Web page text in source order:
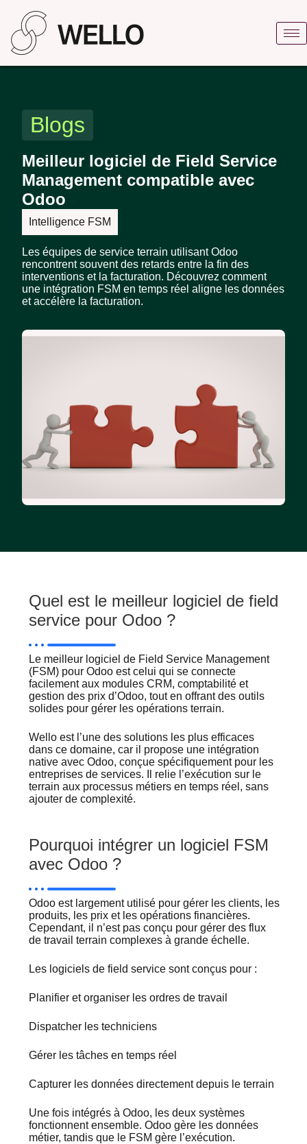
Blogs
Meilleur logiciel de Field Service
Management compatible avec
Odoo
Intelligence FSM
Les équipes de service terrain utilisant Odoo
rencontrent souvent des retards entre la fin des
interventions et la facturation. Découvrez comment
une intégration FSM en temps réel aligne les données
et accélère la facturation.
Quel est le meilleur logiciel de field
service pour Odoo ?
Le meilleur logiciel de Field Service Management
(FSM) pour Odoo est celui qui se connecte
facilement aux modules CRM, comptabilité et
gestion des prix d’Odoo, tout en offrant des outils
solides pour gérer les opérations terrain.
Wello est l’une des solutions les plus efficaces
dans ce domaine, car il propose une intégration
native avec Odoo, conçue spécifiquement pour les
entreprises de services. Il relie l’exécution sur le
terrain aux processus métiers en temps réel, sans
ajouter de complexité.
Pourquoi intégrer un logiciel FSM
avec Odoo ?
Odoo est largement utilisé pour gérer les clients, les
produits, les prix et les opérations financières.
Cependant, il n’est pas conçu pour gérer des flux
de travail terrain complexes à grande échelle.
Les logiciels de field service sont conçus pour :
Planifier et organiser les ordres de travail
Dispatcher les techniciens
Gérer les tâches en temps réel
Capturer les données directement depuis le terrain
Une fois intégrés à Odoo, les deux systèmes
fonctionnent ensemble. Odoo gère les données
métier, tandis que le FSM gère l’exécution.